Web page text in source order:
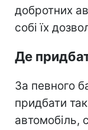
добротних
собі їх
Де
За певного
придбати
автомобіль,